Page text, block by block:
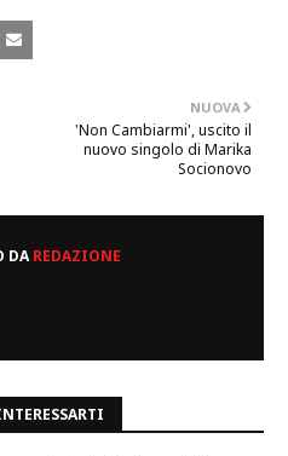
NUOVA
'Non Cambiarmi', uscito il
nuovo singolo di Marika
Socionovo
DAREDAZIONE